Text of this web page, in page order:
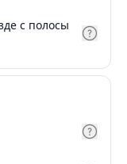
с полосы